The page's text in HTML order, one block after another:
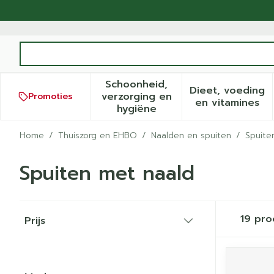
Promoties
Schoonheid,
verzorging en
hygiëneToon submenu voor
Dieet, voeding
en vitamines
Toon
Home / Thuiszorg en EHBO / Naalden en spuiten /
Spuiten met naald
Prijs
19